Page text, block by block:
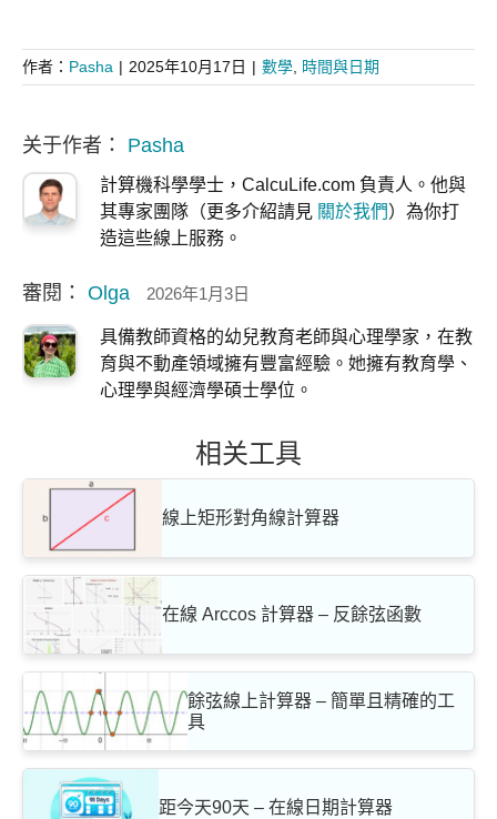
作者： Pasha | 2025年10月17日 | 數學 時間與日期
关于作者： Pasha
計算機科學學士，CalcuLife.com 負責人。他與
其專家團隊（更多介紹請見 關於我們）為你打
造這些線上服務。
審閱： Olga 2026年1月3日
具備教師資格的幼兒教育老師與心理學家，在教
育與不動產領域擁有豐富經驗。她擁有教育學、
心理學與經濟學碩士學位。
相关工具
線上矩形對角線計算器
在線 Arccos 計算器 – 反餘弦函數
餘弦線上計算器 – 簡單且精確的工
具
距今天90天 – 在線日期計算器